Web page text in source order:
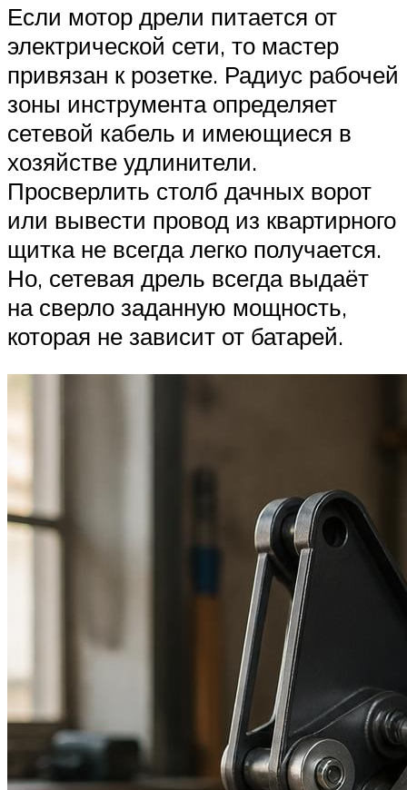
Если мотор дрели питается от
электрической сети, то мастер
привязан к розетке. Радиус рабочей
зоны инструмента определяет
сетевой кабель и имеющиеся в
хозяйстве удлинители.
Просверлить столб дачных ворот
или вывести провод из квартирного
щитка не всегда легко получается.
Но, сетевая дрель всегда выдаёт
на сверло заданную мощность,
которая не зависит от батарей.